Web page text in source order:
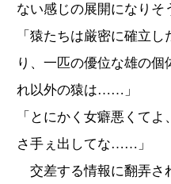
ない感じの展開になりそ
「猿たちは厳密に確立
り、一匹の優位な雄の
れ以外の猿は……」
「とにかく女癖悪くて
さ手ぇ出してな……」
交差する情報に翻弄さ